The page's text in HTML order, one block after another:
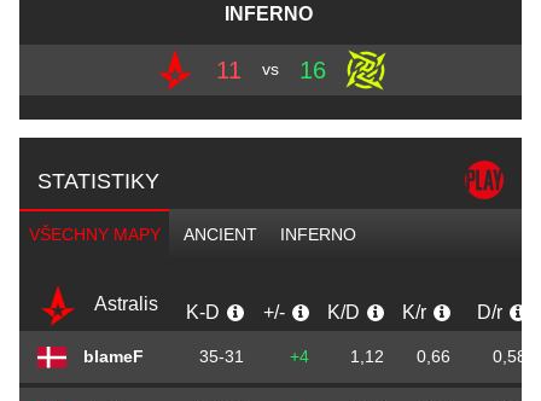
INFERNO
11 vs 16
STATISTIKY
VŠECHNY MAPY ANCIENT INFERNO
Astralis K-D +/- K/D K/r D/r
blameF 35-31 +4 1,12 0,66 0,58